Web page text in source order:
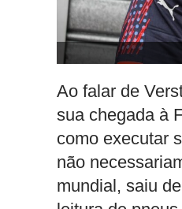
Ao falar de
sua chegada à
como executar
não
mundial, saiu